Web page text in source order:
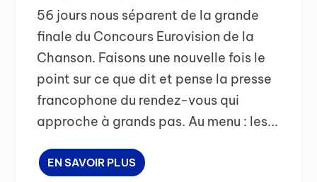
56 jours nous séparent de la grande
finale du Concours Eurovision de la
Chanson. Faisons une nouvelle fois le
point sur ce que dit et pense la presse
francophone du rendez-vous qui
approche à grands pas. Au menu : les...
EN SAVOIR PLUS